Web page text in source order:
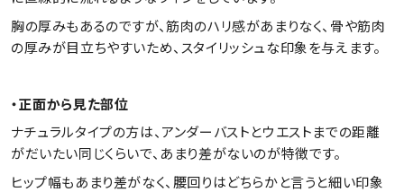
胸の厚みもあるのですが、筋肉のハリ感があまりなく、骨や筋肉
の厚みが目立ちやすいため、スタイリッシュな印象を与えます。
・正面から見た部位
ナチュラルタイプの方は、アンダーバストとウエストまでの距離
がだいたい同じくらいで、あまり差がないのが特徴です。
ヒップ幅もあまり差がなく、腰回りはどちらかと言うと細い印象